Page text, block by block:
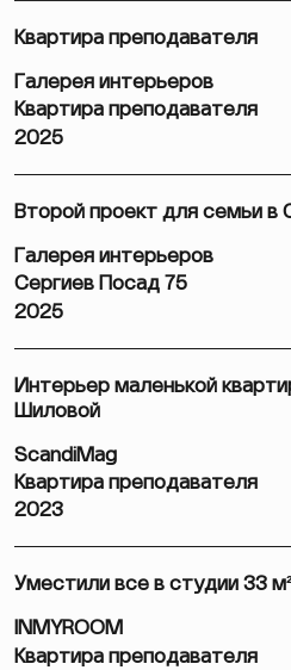
Квартира преподавателя
Галерея интерьеров
Квартира преподавателя
2025
Второй проект для семьи в
Галерея интерьеров
Сергиев Посад 75
2025
Интерьер маленькой
Шиловой
ScandiMag
Квартира преподавателя
2023
Уместили все в студии 33
INMYROOM
Квартира преподавателя